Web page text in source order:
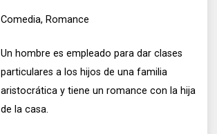
Comedia, Romance
Un hombre es empleado para dar clases
particulares a los hijos de una familia
aristocrática y tiene un romance con la hija
de la casa.